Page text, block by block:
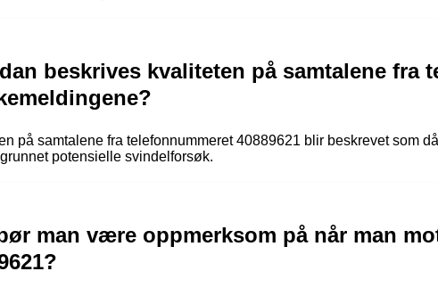
beskrives kvaliteten på samtalene fra
på samtalene fra telefonnummeret 40889621 blir beskrevet som
potensielle svindelforsøk.
man være oppmerksom på når man